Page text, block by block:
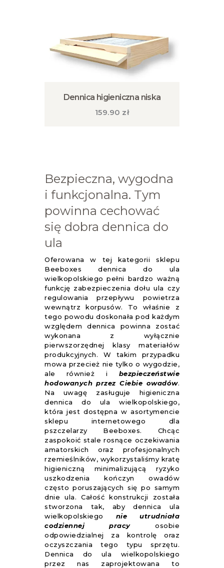
Dennica higieniczna niska
159.90 zł
można
wybrać
na
stronie
produktu
Bezpieczna, wygodna
i funkcjonalna. Tym
powinna cechować
się dobra dennica do
ula
Oferowana w tej kategorii sklepu
Beeboxes dennica do ula
wielkopolskiego pełni bardzo ważną
funkcję zabezpieczenia dołu ula czy
regulowania przepływu powietrza
wewnątrz korpusów. To właśnie z
tego powodu doskonała pod każdym
względem dennica powinna zostać
wykonana z wyłącznie
pierwszorzędnej klasy materiałów
produkcyjnych. W takim przypadku
mowa przecież nie tylko o wygodzie,
ale również i bezpieczeństwie
hodowanych przez Ciebie owadów.
Na uwagę zasługuje higieniczna
dennica do ula wielkopolskiego,
która jest dostępna w asortymencie
sklepu internetowego dla
pszczelarzy Beeboxes. Chcąc
zaspokoić stale rosnące oczekiwania
amatorskich oraz profesjonalnych
rzemieślników, wykorzystaliśmy kratę
higieniczną minimalizującą ryzyko
uszkodzenia kończyn owadów
często poruszających się po samym
dnie ula. Całość konstrukcji została
stworzona tak, aby dennica ula
wielkopolskiego nie utrudniała
codziennej pracyosobie
odpowiedzialnej za kontrolę oraz
oczyszczania tego typu sprzętu.
Dennica do ula wielkopolskiego
przez nas zaprojektowana to